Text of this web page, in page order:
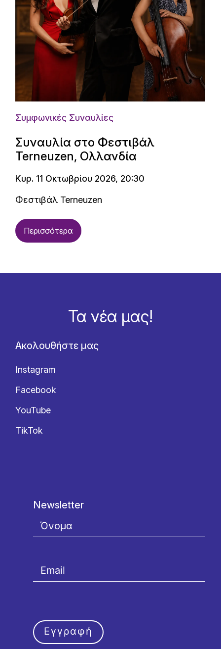
Συμφωνικές Συναυλίες
Συναυλία στο Φεστιβάλ
Terneuzen, Ολλανδία
Κυρ. 11 Οκτωβρίου 2026, 20:30
Φεστιβάλ Terneuzen
Περισσότερα
Τα νέα μας!
Ακολουθήστε μας
Instagram
Facebook
YouTube
TikTok
Newsletter
Εγγραφή